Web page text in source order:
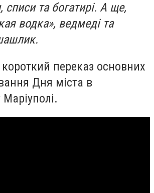
списи та богатирі. А ще,
водка», ведмеді та
короткий переказ основних
Дня міста в